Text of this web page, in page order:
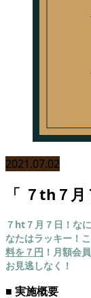
2021.07.02
「 ７th７
７ht７月７日！な
なたはラッキー！こ
料を７円 ！月額会
お見逃しなく！
■ 実施概要